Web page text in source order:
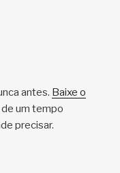
antes. Baixe o
um tempo
precisar.